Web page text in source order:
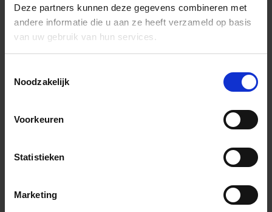
Deze partners kunnen deze gegevens combineren met
andere informatie die u aan ze heeft verzameld op basis
van uw gebruik van hun services.
Noodzakelijk
Voorkeuren
Statistieken
Marketing